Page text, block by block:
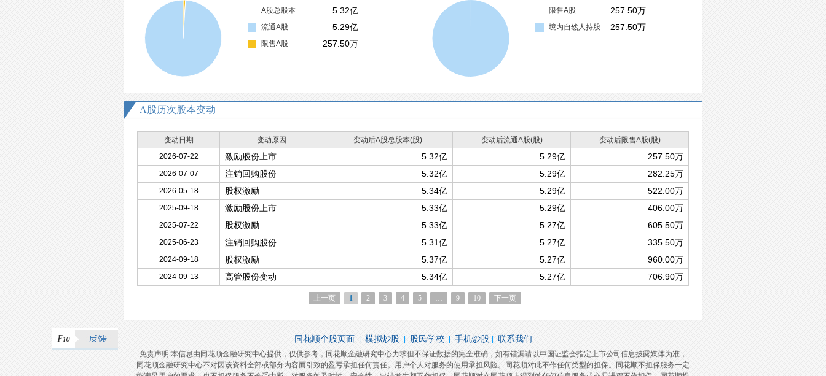
A股总股本
5.32亿
流通A股 5.29亿
限售A股 257.50万
限售A股
257.50万
境内自然人持股 257.50万
A股历次股本变动
变动日期 变动原因 变动后A股总股本(股) 变动后流通A股(股)
变动后限售A股(股)
2026-07-22
激励股份上市 5.32亿 5.29亿 257.50万
2026-07-07 注销回购股份 5.32亿 5.29亿 282.25万
2026-05-18 股权激励 5.34亿 5.29亿 522.00万
2025-09-18 激励股份上市 5.33亿 5.29亿 406.00万
2025-07-22 股权激励 5.33亿 5.27亿 605.50万
2025-06-23 注销回购股份 5.31亿 5.27亿 335.50万
2024-09-18 股权激励 5.37亿 5.27亿 960.00万
2024-09-13 高管股份变动 5.34亿 5.27亿 706.90万
上一页 1 2 3 4 5 … 9 10 下一页
同花顺个股页面 模拟炒股 股民学校 手机炒股 联系我们
免责声明:本信息由同花顺金融研究中心提供，仅供参考，同花顺金融研究中心力求但不保证数据的完全准确，如有错漏请以中国证监会指定上市公司信息披露媒体为准，
同花顺金融研究中心不对因该资料全部或部分内容而引致的盈亏承担任何责任。用户个人对服务的使用承担风险。同花顺对此不作任何类型的担保。同花顺不担保服务一定